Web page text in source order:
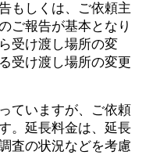
もしくは、ご依頼主
ご報告が基本となり
受け渡し場所の変
受け渡し場所の変更
ていますが、ご依頼
。延長料金は、延長
査の状況などを考慮